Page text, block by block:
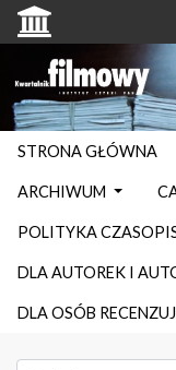
STRONA GŁÓWNA
ARCHIWUM
POLITYKA
DLA AUTOREK I
DLA OSÓB